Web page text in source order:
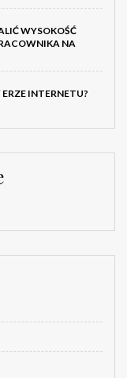
WYSOKOŚĆ
NA
INTERNETU?